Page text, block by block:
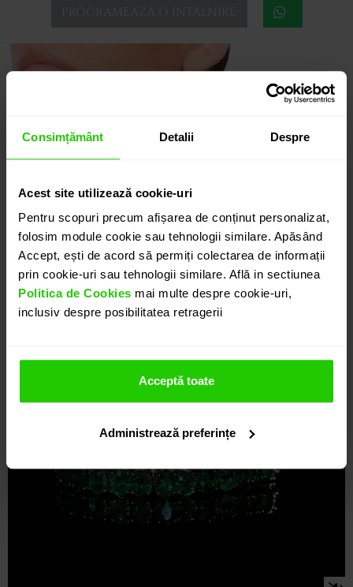
Consimțământ Detalii Despre
Acest site utilizează cookie-uri
Pentru scopuri precum afișarea de conținut personalizat,
folosim module cookie sau tehnologii similare. Apăsând
Accept, ești de acord să permiți colectarea de informații
prin cookie-uri sau tehnologii similare. Află in sectiunea
Politica de Cookies mai multe despre cookie-uri,
inclusiv despre posibilitatea retragerii
Acceptă toate
Administrează preferințe